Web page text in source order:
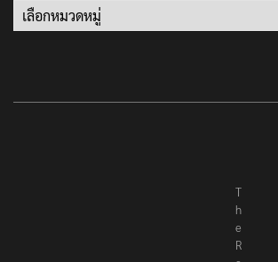
Categories
T
h
e
R